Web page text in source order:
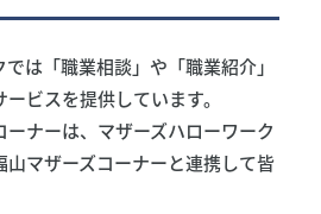
は「職業相談」や「職業紹介」
ビスを提供しています。
ナーは、マザーズハローワーク
山マザーズコーナーと連携して皆